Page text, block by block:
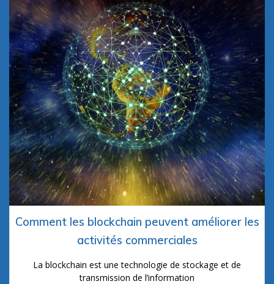
Comment les blockchain peuvent améliorer les
activités commerciales
La blockchain est une technologie de stockage et de
transmission de l’information